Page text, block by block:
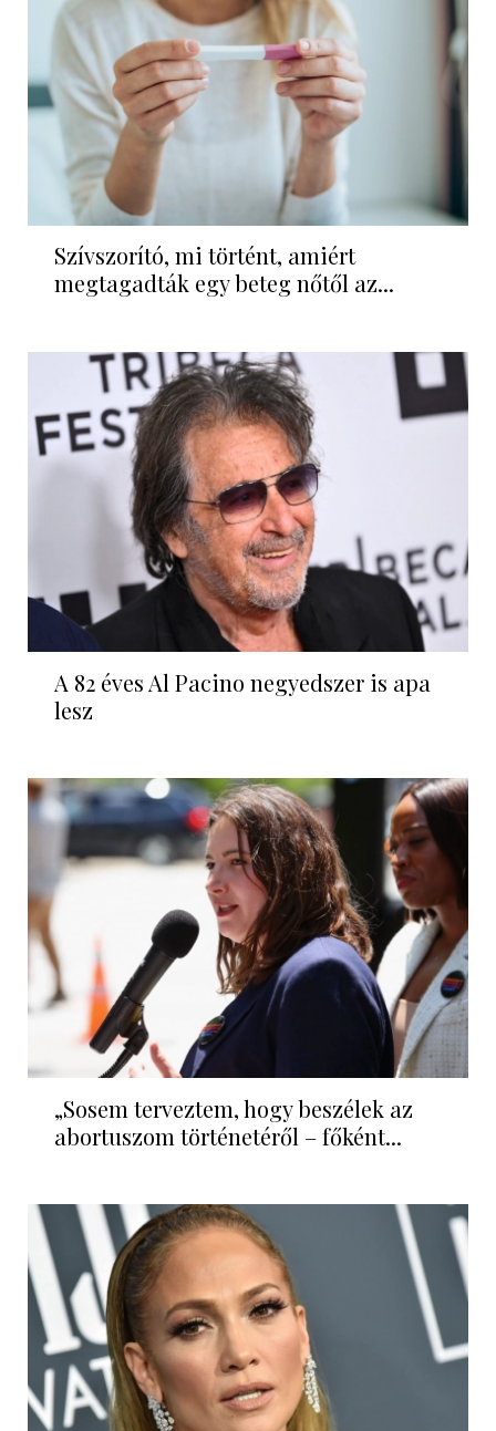
Szívszorító, mi történt, amiért
megtagadták egy beteg nőtől az...
A 82 éves Al Pacino negyedszer is apa
lesz
„Sosem terveztem, hogy beszélek az
abortuszom történetéről – főként...